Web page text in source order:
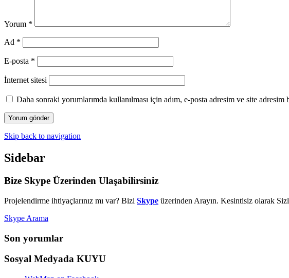
Yorum *
Ad *
E-posta *
İnternet sitesi
Daha sonraki yorumlarımda kullanılması için adım, e-posta adresim ve site adresim
Skip back to navigation
Sidebar
Bize Skype Üzerinden Ulaşabilirsiniz
Projelendirme ihtiyaçlarınız mı var? Bizi Skype üzerinden Arayın. Kesintisiz olarak
Skype Arama
Son yorumlar
Sosyal Medyada KUYU